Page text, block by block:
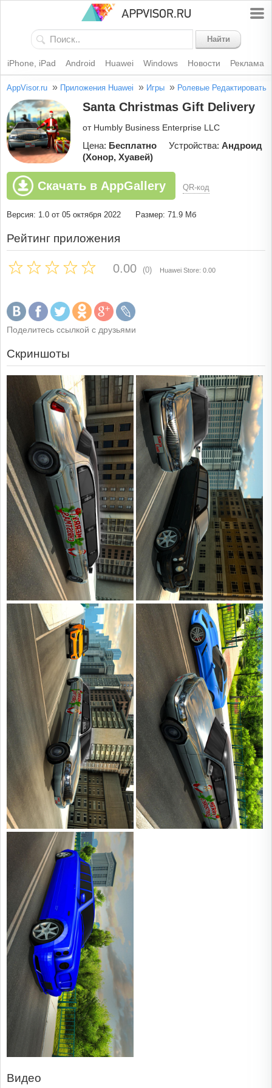
Найти
iPhone, iPad Android Huawei Windows Новости Реклама
AppVisor.ru » Приложения Huawei » Игры » Ролевые Редактировать
Santa Christmas Gift Delivery
от Humbly Business Enterprise LLC
Цена: Бесплатно Устройства: Андроид
(Хонор, Хуавей)
Скачать в AppGallery QR-код
Версия: 1.0 от 05 октября 2022 Размер: 71.9 Мб
Рейтинг приложения
0.00 (0) Huawei Store: 0.00
Поделитесь ссылкой с друзьями
Скриншоты
Видео